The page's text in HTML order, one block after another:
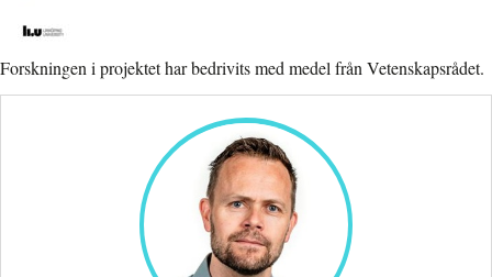
Forskningen i projektet har bedrivits med medel från Vetenskapsrådet.